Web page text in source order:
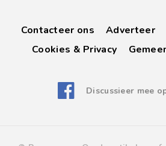
Contacteer ons Adverteer
Cookies & Privacy
Discussieer mee